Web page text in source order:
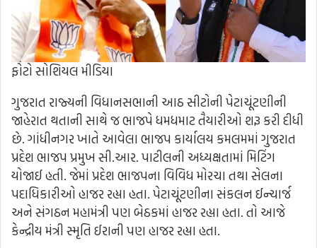
ફોટો સોશિયલ મીડિયા
ગુજરાત રાજ્યની વિધાનસભાની આઠ સીટોની પેટાચૂંટણીની
જાહેરાત થતાની સાથે જ ભાજપે ધમધમાટ તૈયારીઓ શરૂ કરી દીધી
છે. ગાંધીનગર ખાતે આવેલા ભાજપ કાર્યાલય કમલમમાં ગુજરાત
પ્રદેશ ભાજપ પ્રમુખ સી.આર. પાટીલની અધ્યક્ષતામાં મિટિંગ
યોજાઈ હતી. જેમાં પ્રદેશ ભાજપના વિવિધ મોરચા તથા સેલના
પદાધિકારીઓ હાજર રહ્યા હતા. પેટાચૂંટણીના સંકલન ઈન્ચાર્જ
અને સંગઠન મહામંત્રી પણ બેઠકમાં હાજર રહ્યા હતા. તો આજે
કેન્દ્રીય મંત્રી સ્મૃતિ ઈરાની પણ હાજર રહ્યા હતા.